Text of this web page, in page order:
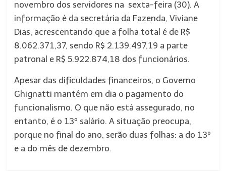
novembro dos servidores na sexta-feira (30). A
informação é da secretária da Fazenda, Viviane
Dias, acrescentando que a folha total é de R$
8.062.371,37, sendo R$ 2.139.497,19 a parte
patronal e R$ 5.922.874,18 dos funcionários.
Apesar das dificuldades financeiros, o Governo
Ghignatti mantém em dia o pagamento do
funcionalismo. O que não está assegurado, no
entanto, é o 13º salário. A situação preocupa,
porque no final do ano, serão duas folhas: a do 13º
e a do mês de dezembro.